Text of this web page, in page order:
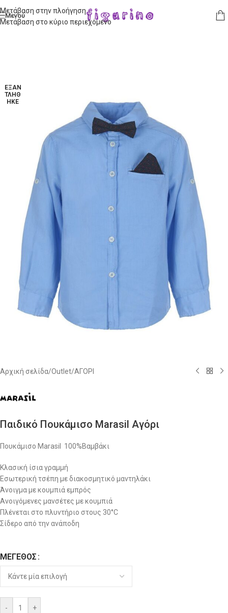
Μετάβαση στην πλοήγηση
Μετάβαση στο κύριο περιεχόμενο
Μενού
ΕΞΑΝ
ΤΛΉΘ
ΗΚΕ
Αρχική σελίδα/Outlet/ΑΓΟΡΙ
Παιδικό Πουκάμισο Marasil Αγόρι
Πουκάμισο Marasil 100%Βαμβάκι
Κλασική ίσια γραμμή
Εσωτερική τσέπη με διακοσμητικό μαντηλάκι
Άνοιγμα με κουμπιά εμπρός
Ανοιγόμενες μανσέτες με κουμπιά
Πλένεται στο πλυντήριο στους 30°C
Σίδερο από την ανάποδη
ΜΈΓΕΘΟΣ
- +
Alternative: